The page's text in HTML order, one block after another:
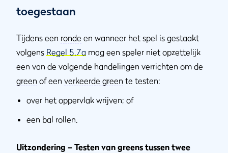
toegestaan
Tijdens een ronde en wanneer het spel is gestaakt
volgens Regel 5.7a mag een speler niet opzettelijk
een van de volgende handelingen verrichten om de
green of een verkeerde green te testen:
over het oppervlak wrijven; of
een bal rollen.
Uitzondering – Testen van greens tussen twee